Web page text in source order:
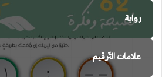
رواية
علامات التّرقيم